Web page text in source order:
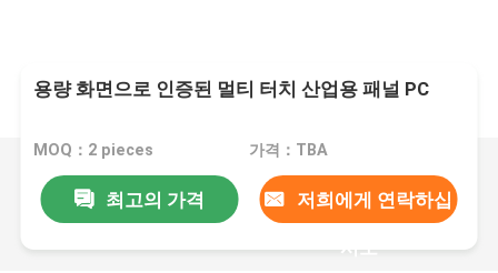
용량 화면으로 인증된 멀티 터치 산업용 패널 PC
MOQ：2 pieces 가격：TBA
최고의 가격 저희에게 연락하십
시오